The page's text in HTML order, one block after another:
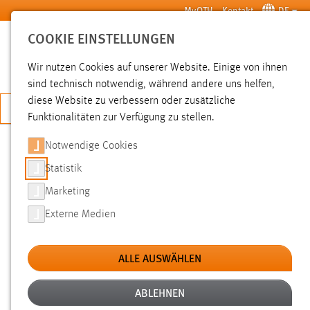
Zum Hauptinhalt springen MyOTH Kontakt DE
SUCHE
JETZT BEWERBEN
SUCHE
FILTER
Typ
Erstellungsdatum
COOKIE EINSTELLUNGEN
Wir nutzen Cookies auf unserer Website. Einige von ihnen
sind technisch notwendig, während andere uns helfen,
diese Website zu verbessern oder zusätzliche
Funktionalitäten zur Verfügung zu stellen.
Notwendige Cookies
Statistik
Marketing
Externe Medien
ALLE AUSWÄHLEN
ABLEHNEN